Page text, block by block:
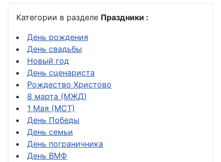
Категории в разделе Праздники :
День рождения
День свадьбы
Новый год
День сценариста
Рождество Христово
8 марта (МЖД)
1 Мая (МСТ)
День Победы
День семьи
День пограничника
День ВМФ